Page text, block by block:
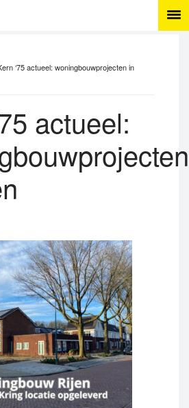
‘75 actueel: woningbouwprojecten in
actueel: